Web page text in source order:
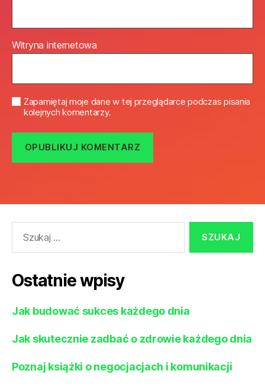
Witryna internetowa
Zapamiętaj moje dane w tej przeglądarce podczas pisania
kolejnych komentarzy.
Ostatnie wpisy
Jak budować sukces każdego dnia
Jak skutecznie zadbać o zdrowie każdego dnia
Poznaj książki o negocjacjach i komunikacji